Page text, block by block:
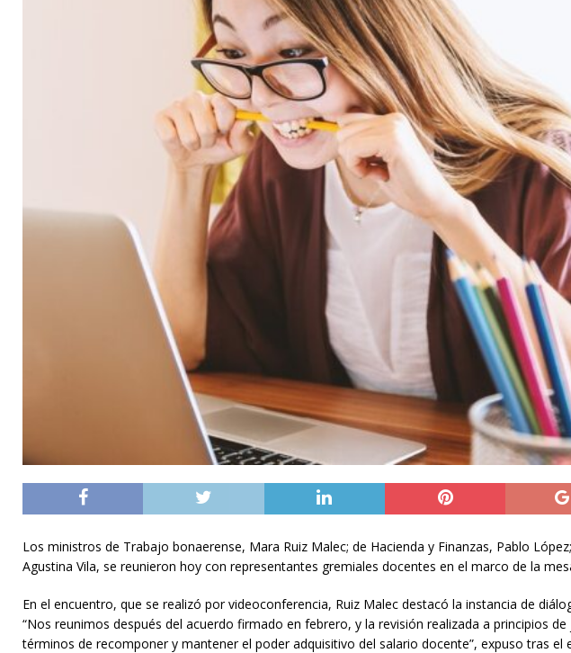
Los ministros de Trabajo bonaerense, Mara Ruiz Malec; de Hacienda y Finanzas, Pablo
Agustina Vila, se reunieron hoy con representantes gremiales docentes en el marco de la
En el encuentro, que se realizó por videoconferencia, Ruiz Malec destacó la instancia de
“Nos reunimos después del acuerdo firmado en febrero, y la revisión realizada a principios
términos de recomponer y mantener el poder adquisitivo del salario docente”, expuso tras